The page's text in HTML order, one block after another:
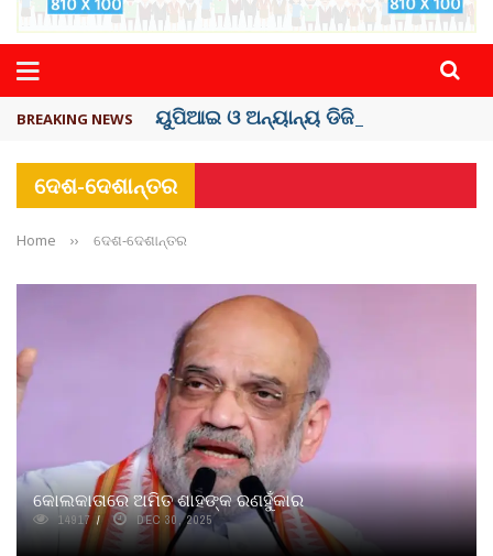
BREAKING NEWS ୟୁପିଆଇ ଓ ଅନ୍ୟାନ୍ୟ ଡିଜିଟାଲ୍ ନେଣଦେଣ ...
ଦେଶ-ଦେଶାନ୍ତର
Home ›› ଦେଶ-ଦେଶାନ୍ତର
କୋଲକାତାରେ ଅମିତ ଶାହଙ୍କ ରଣହୁଁକାର
14917 DEC 30, 2025